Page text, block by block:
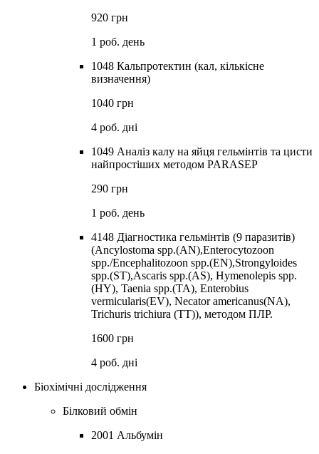
920 грн
1 роб. день
1048 Кальпротектин (кал, кількісне
визначення)
1040 грн
4 роб. дні
1049 Аналіз калу на яйця гельмінтів та цисти
найпростіших методом PARASEP
290 грн
1 роб. день
4148 Діагностика гельмінтів (9 паразитів)
(Ancylostoma spp.(AN),Enterocytozoon
spp./Encephalitozoon spp.(EN),Strongyloides
spp.(ST),Ascaris spp.(AS), Hymenolepis spp.
(HY), Taenia spp.(TA), Enterobius
vermicularis(EV), Necator americanus(NA),
Trichuris trichiura (TT)), методом ПЛР.
1600 грн
4 роб. дні
Біохімічні дослідження
Білковий обмін
2001 Альбумін